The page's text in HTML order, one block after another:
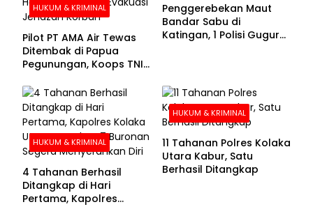
HUKUM & KRIMINAL
Pilot PT AMA Air Tewas
Ditembak di Papua
Pegunungan, Koops TNI
Evakuasi Jenazah
Korban
Penggerebekan Maut
Bandar Sabu di
Katingan, 1 Polisi Gugur
HUKUM & KRIMINAL
4 Tahanan Berhasil
Ditangkap di Hari
Pertama, Kapolres
HUKUM & KRIMINAL
11 Tahanan Polres Kolaka
Utara Kabur, Satu
Berhasil Ditangkap